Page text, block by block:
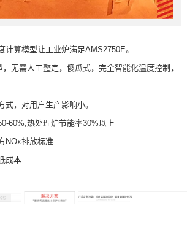
算模型让工业炉满足AMS2750E。
无需人工整定，傻瓜式，完全智能化温度控制，
，对用户生产影响小。
60%,热处理炉节能率30%以上
NOx排放标准
成本